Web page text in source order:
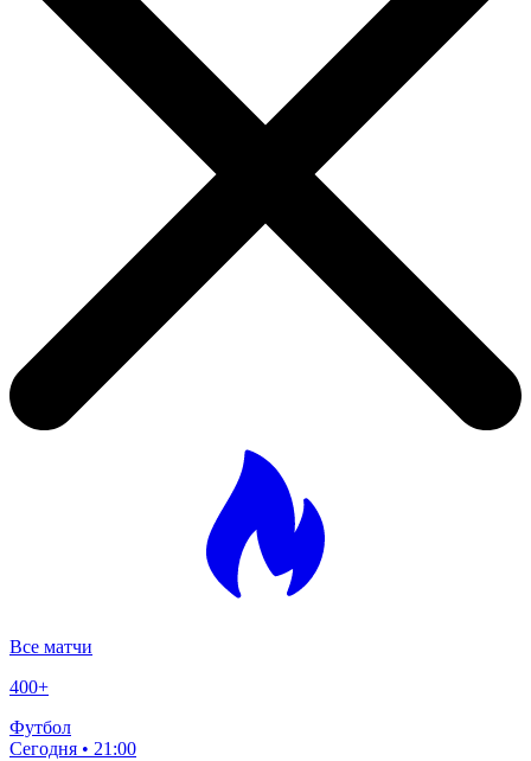
Все матчи
400+
Футбол
Сегодня • 21:00